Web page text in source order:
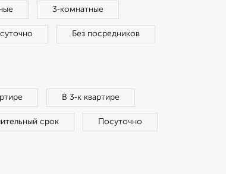
3‑комнатные
Без посредников
В 3‑к квартире
срок Посуточно